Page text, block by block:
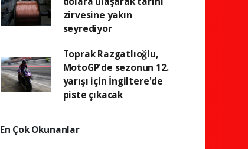
zirvesine yakın
seyrediyor
Toprak Razgatlıoğlu,
MotoGP'de sezonun 12.
yarışı için İngiltere'de
piste çıkacak
En Çok Okunanlar